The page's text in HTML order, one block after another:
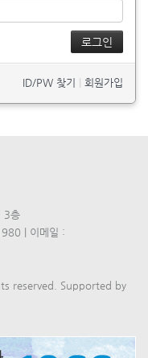
ID/PW 찾기 회원가입
3층
| 이메일 :
reserved. Supported by